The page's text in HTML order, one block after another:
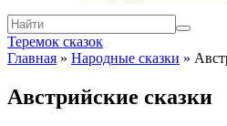
Теремок сказок
Главная » Народные сказки »
Австрийские сказки